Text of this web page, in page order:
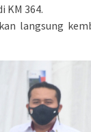
KM 364.
langsung